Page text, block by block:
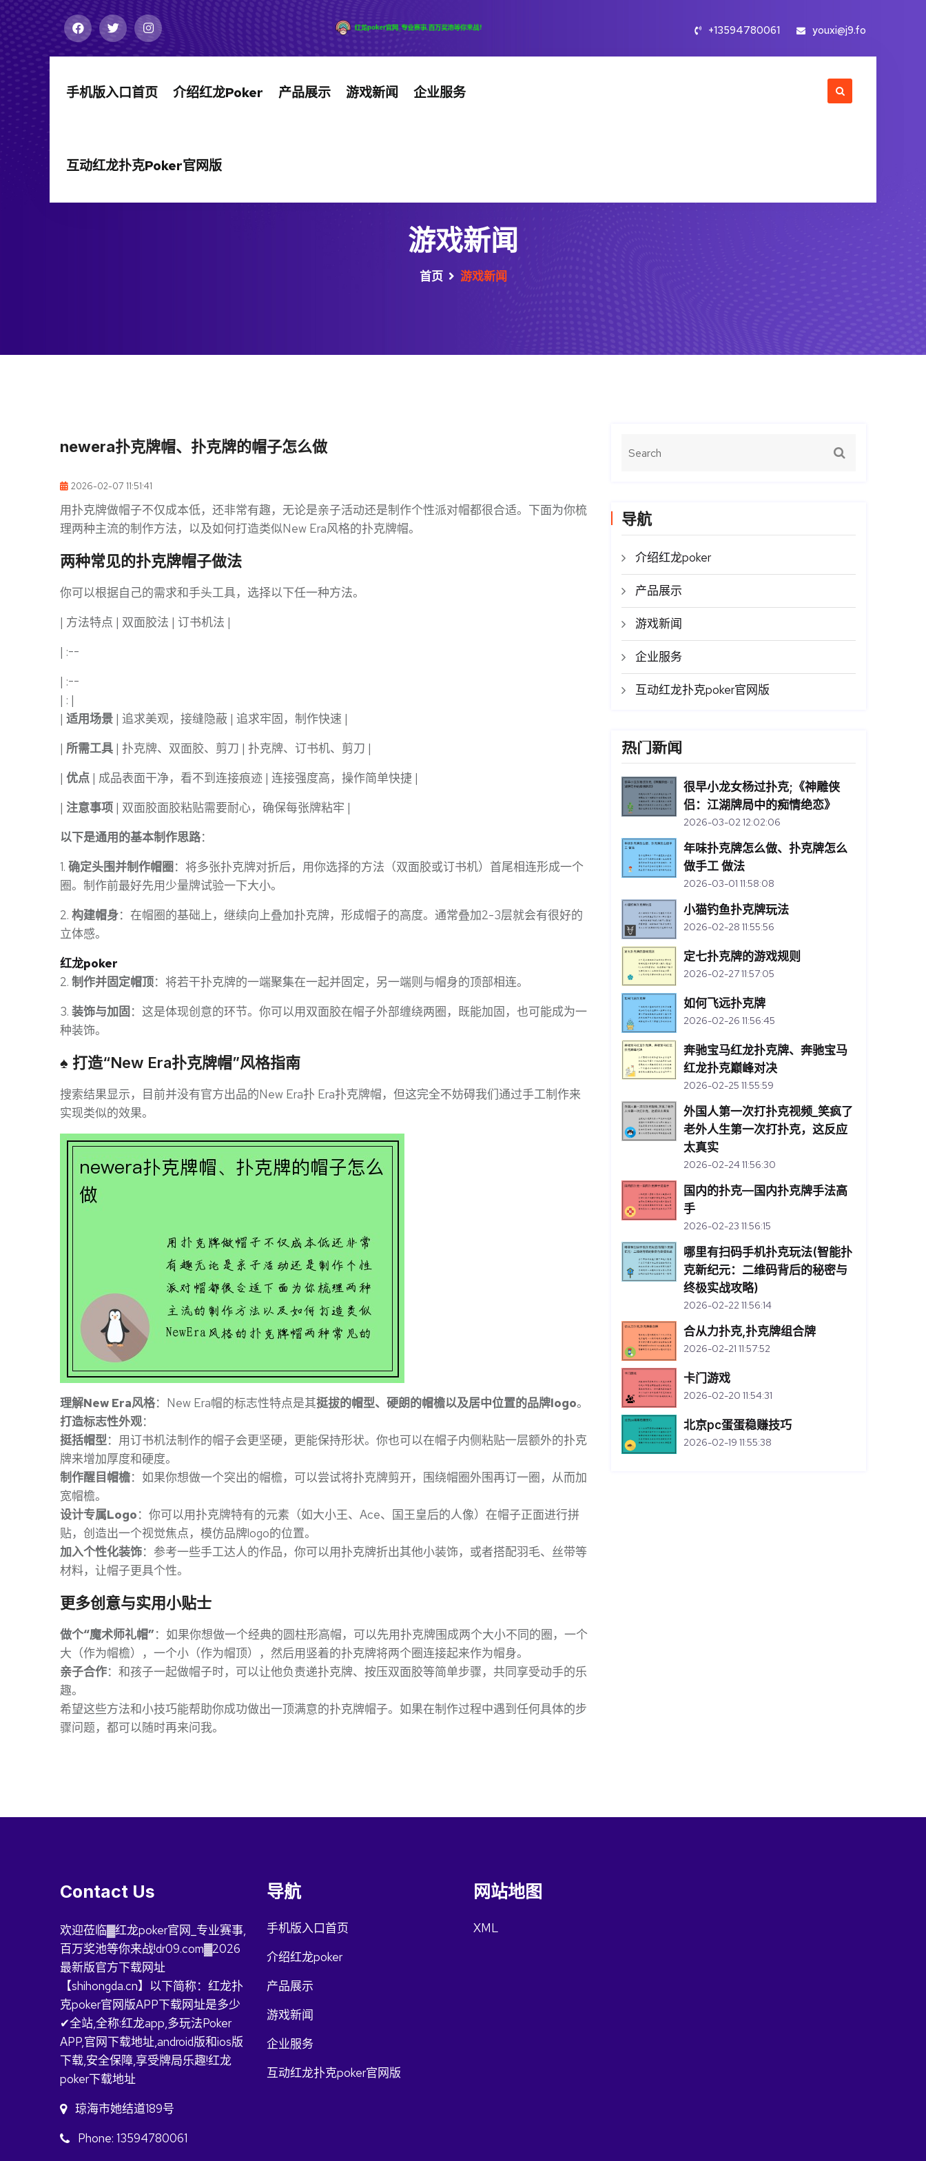
+13594780061 youxi@j9.fo
手机版入口首页 介绍红龙poker 产品展示 游戏新闻 企业服务
互动红龙扑克poker官网版
游戏新闻
首页 游戏新闻
newera扑克牌帽、扑克牌的帽子怎么做
2026-02-07 11:51:41
用扑克牌做帽子不仅成本低，还非常有趣，无论是亲子活动还是制作个性派对帽都很合适。下面为你梳
理两种主流的制作方法，以及如何打造类似New Era风格的扑克牌帽。
两种常见的扑克牌帽子做法
你可以根据自己的需求和手头工具，选择以下任一种方法。
| 方法特点 | 双面胶法 | 订书机法 |
| :--
| :--
| : |
| 适用场景 | 追求美观，接缝隐蔽 | 追求牢固，制作快速 |
| 所需工具 | 扑克牌、双面胶、剪刀 | 扑克牌、订书机、剪刀 |
| 优点 | 成品表面干净，看不到连接痕迹 | 连接强度高，操作简单快捷 |
| 注意事项 | 双面胶面胶粘贴需要耐心，确保每张牌粘牢 |
以下是通用的基本制作思路：
1. 确定头围并制作帽圈 ：将多张扑克牌对折后，用你选择的方法（双面胶或订书机）首尾相连形成一个
圈。制作前最好先用少量牌试验一下大小。
2. 构建帽身：在帽圈的基础上，继续向上叠加扑克牌，形成帽子的高度。通常叠加2-3层就会有很好的
立体感。
红龙poker
2. 制作并固定帽顶：将若干扑克牌的一端聚集在一起并固定，另一端则与帽身的顶部相连。
3. 装饰与加固 ：这是体现创意的环节。你可以用双面胶在帽子外部缠绕两圈，既能加固，也可能成为一
种装饰。
♠️ 打造“New Era扑克牌帽”风格指南
搜索结果显示，目前并没有官方出品的New Era扑 Era扑克牌帽，但这完全不妨碍我们通过手工制作来
实现类似的效果。
理解New Era风格：New Era帽的标志性特点是其挺拔的帽型、硬朗的帽檐以及居中位置的品牌logo。
打造标志性外观：
挺括帽型：用订书机法制作的帽子会更坚硬，更能保持形状。你也可以在帽子内侧粘贴一层额外的扑克
牌来增加厚度和硬度。
制作醒目帽檐：如果你想做一个突出的帽檐，可以尝试将扑克牌剪开，围绕帽圈外围再订一圈，从而加
宽帽檐。
设计专属Logo：你可以用扑克牌特有的元素（如大小王、Ace、国王皇后的人像）在帽子正面进行拼
贴，创造出一个视觉焦点，模仿品牌logo的位置。
加入个性化装饰：参考一些手工达人的作品，你可以用扑克牌折出其他小装饰，或者搭配羽毛、丝带等
材料，让帽子更具个性。
更多创意与实用小贴士
做个“魔术师礼帽”：如果你想做一个经典的圆柱形高帽，可以先用扑克牌围成两个大小不同的圈，一个
大（作为帽檐），一个小（作为帽顶），然后用竖着的扑克牌将两个圈连接起来作为帽身。
亲子合作：和孩子一起做帽子时，可以让他负责递扑克牌、按压双面胶等简单步骤，共同享受动手的乐
趣。
希望这些方法和小技巧能帮助你成功做出一顶满意的扑克牌帽子。如果在制作过程中遇到任何具体的步
骤问题，都可以随时再来问我。
导航
介绍红龙poker
产品展示
游戏新闻
企业服务
互动红龙扑克poker官网版
热门新闻
很早小龙女杨过扑克;《神雕侠
侣：江湖牌局中的痴情绝恋》
2026-03-02 12:02:06
年味扑克牌怎么做、扑克牌怎么
做手工 做法
2026-03-01 11:58:08
小猫钓鱼扑克牌玩法
2026-02-28 11:55:56
定七扑克牌的游戏规则
2026-02-27 11:57:05
如何飞远扑克牌
2026-02-26 11:56:45
奔驰宝马红龙扑克牌、奔驰宝马
红龙扑克巅峰对决
2026-02-25 11:55:59
外国人第一次打扑克视频_笑疯了
老外人生第一次打扑克，这反应
太真实
2026-02-24 11:56:30
国内的扑克—国内扑克牌手法高
手
2026-02-23 11:56:15
哪里有扫码手机扑克玩法(智能扑
克新纪元：二维码背后的秘密与
终极实战攻略)
2026-02-22 11:56:14
合从力扑克,扑克牌组合牌
2026-02-21 11:57:52
卡门游戏
2026-02-20 11:54:31
北京pc蛋蛋稳赚技巧
2026-02-19 11:55:38
Contact Us
欢迎莅临▓红龙poker官网_专业赛事,
百万奖池等你来战!dr09.com▓2026
最新版官方下载网址
【shihongda.cn】以下简称：红龙扑
克poker官网版APP下载网址是多少
✔全站,全称:红龙app,多玩法Poker
APP,官网下载地址,android版和ios版
下载,安全保障,享受牌局乐趣!红龙
poker下载地址
琼海市她结道189号
Phone: 13594780061
导航
手机版入口首页
介绍红龙poker
产品展示
游戏新闻
企业服务
互动红龙扑克poker官网版
网站地图
XML